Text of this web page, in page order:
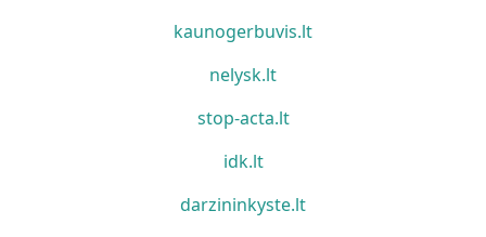
kaunogerbuvis.lt
nelysk.lt
stop-acta.lt
idk.lt
darzininkyste.lt